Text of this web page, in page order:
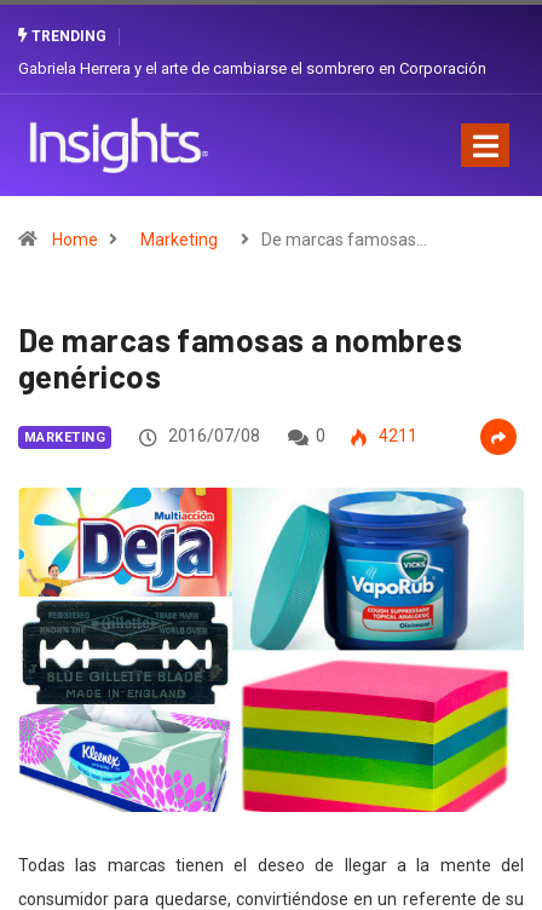
TRENDING
Gabriela Herrera y el arte de cambiarse el sombrero en Corporación
Home Marketing De marcas famosas…
De marcas famosas a nombres
genéricos
MARKETING 2016/07/08 0 4211
Todas las marcas tienen el deseo de llegar a la mente del
consumidor para quedarse, convirtiéndose en un referente de su